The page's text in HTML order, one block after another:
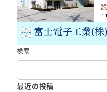
検索
最近の投稿